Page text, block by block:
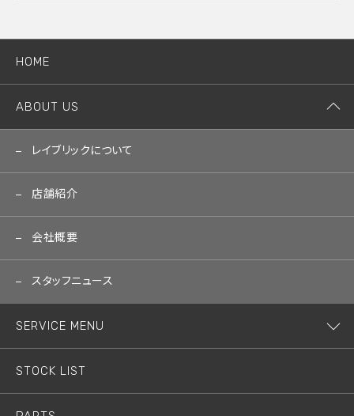
HOME
ABOUT US
レイブリックについて
店舗紹介
会社概要
スタッフニュース
SERVICE MENU
STOCK LIST